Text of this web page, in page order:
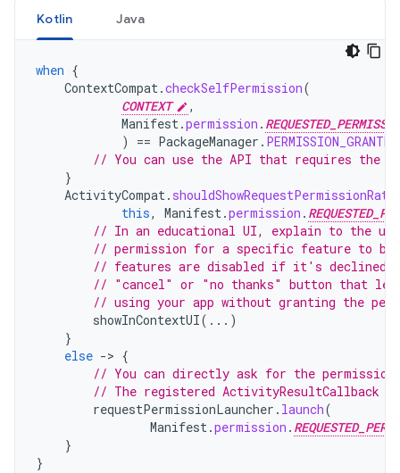
Kotlin Java
when {
ContextCompat.checkSelfPermission(
CONTEXT
,
Manifest.permission .
)
== PackageManager . PERMISSION_GRANTED
// You can use the API that requires the
}
ActivityCompat.
this, Manifest.permission .
// In an educational UI, explain to the
// permission for a specific feature to
// features are disabled if it's
// "cancel" or "no thanks" button that
// using your app without granting the
showInContextUI(...)
}
else -> {
// You can directly ask for the
// The registered ActivityResultCallback
requestPermissionLauncher . launch(
Manifest.permission .
}
}